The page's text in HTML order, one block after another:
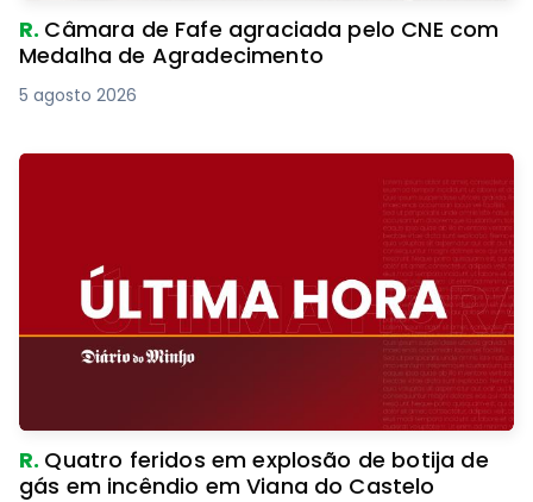
R. Câmara de Fafe agraciada pelo CNE com
Medalha de Agradecimento
5 agosto 2026
R. Quatro feridos em explosão de botija de
gás em incêndio em Viana do Castelo